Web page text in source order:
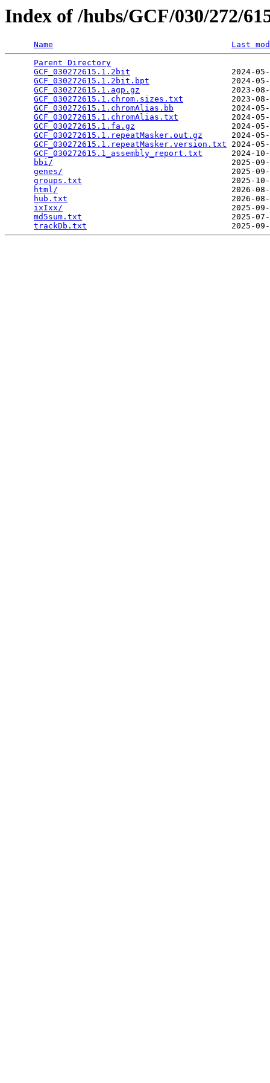
Index of /hubs/GCF/030/272/
Name
Last
Parent Directory
GCF_030272615.1.2bit
2024-
GCF_030272615.1.2bit.bpt
2024-
GCF_030272615.1.agp.gz
2023-
GCF_030272615.1.chrom.sizes.txt
2023-
GCF_030272615.1.chromAlias.bb
2024-
GCF_030272615.1.chromAlias.txt
2024-
GCF_030272615.1.fa.gz
2024-
GCF_030272615.1.repeatMasker.out.gz
2024-
GCF_030272615.1.repeatMasker.version.txt 2024-
GCF_030272615.1_assembly_report.txt
2024-
bbi/
2025-
genes/
2025-
groups.txt
2025-
html/
2026-
hub.txt
2026-
ixIxx/
2025-
md5sum.txt
2025-
trackDb.txt